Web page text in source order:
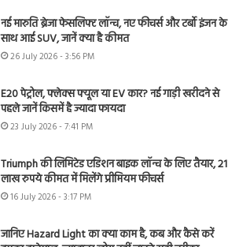
नई मारुति ब्रेजा फेसलिफ्ट लॉन्च, नए फीचर्स और टर्बो इंजन के
साथ आई SUV, जानें क्या है कीमत
26 July 2026 - 3:56 PM
E20 पेट्रोल, फ्लेक्स फ्यूल या EV कार? नई गाड़ी खरीदने से
पहले जानें किसमें है ज्यादा फायदा
23 July 2026 - 7:41 PM
Triumph की लिमिटेड एडिशन बाइक लॉन्च के लिए तैयार, 21
लाख रुपये कीमत में मिलेंगे प्रीमियम फीचर्स
16 July 2026 - 3:17 PM
जानिए Hazard Light का क्या काम है, कब और कैसे करें